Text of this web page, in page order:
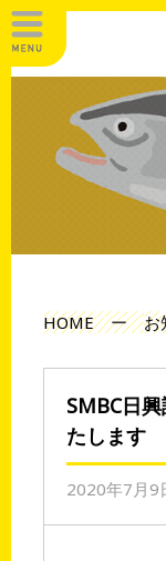
HOMEーお
SMBC日
たします
2020年7月9